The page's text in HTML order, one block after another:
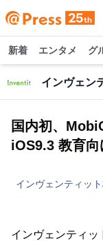
新着 エンタメ グ
インヴェン
国内初、
iOS9.3 教育
インヴェンティッ
インヴェンティッ